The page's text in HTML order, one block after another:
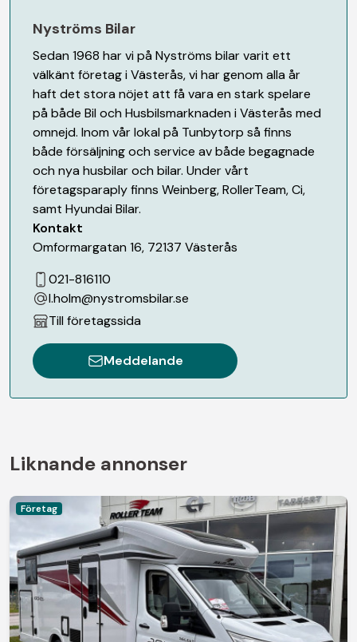
Nyströms Bilar
Sedan 1968 har vi på Nyströms bilar varit ett
välkänt företag i Västerås, vi har genom alla år
haft det stora nöjet att få vara en stark spelare
på både Bil och Husbilsmarknaden i Västerås med
omnejd. Inom vår lokal på Tunbytorp så finns
både försäljning och service av både begagnade
och nya husbilar och bilar. Under vårt
företagsparaply finns Weinberg, RollerTeam, Ci,
samt Hyundai Bilar.
Kontakt
Omformargatan 16, 72137 Västerås
021-816110
l.holm@nystromsbilar.se
Till företagssida
Meddelande
Liknande annonser
Företag